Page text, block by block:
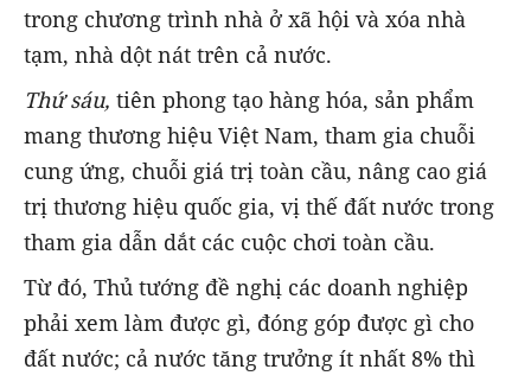
trong chương trình nhà ở xã hội và xóa nhà
tạm, nhà dột nát trên cả nước.
Thứ sáu, tiên phong tạo hàng hóa, sản phẩm
mang thương hiệu Việt Nam, tham gia chuỗi
cung ứng, chuỗi giá trị toàn cầu, nâng cao giá
trị thương hiệu quốc gia, vị thế đất nước trong
tham gia dẫn dắt các cuộc chơi toàn cầu.
Từ đó, Thủ tướng đề nghị các doanh nghiệp
phải xem làm được gì, đóng góp được gì cho
đất nước; cả nước tăng trưởng ít nhất 8% thì